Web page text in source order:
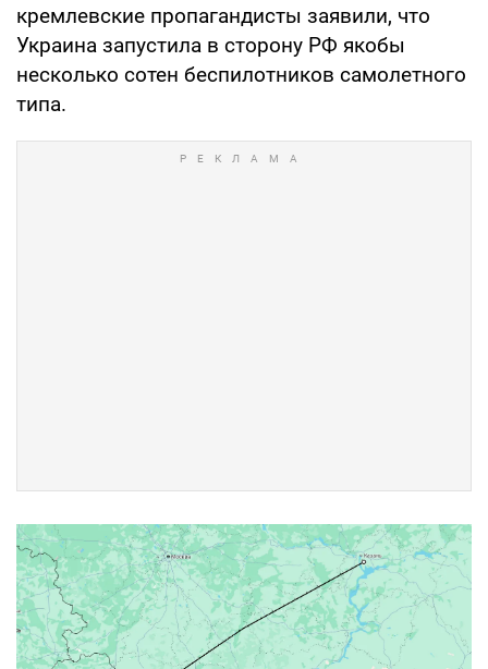
кремлевские пропагандисты заявили, что
Украина запустила в сторону РФ якобы
несколько сотен беспилотников самолетного
типа.